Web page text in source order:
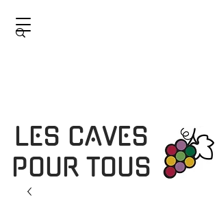
LES CAVES
POUR TOUS